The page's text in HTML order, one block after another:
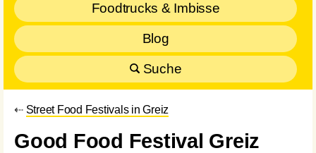
Foodtrucks & Imbisse
Blog
Suche
⇠ Street Food Festivals in Greiz
Good Food Festival Greiz